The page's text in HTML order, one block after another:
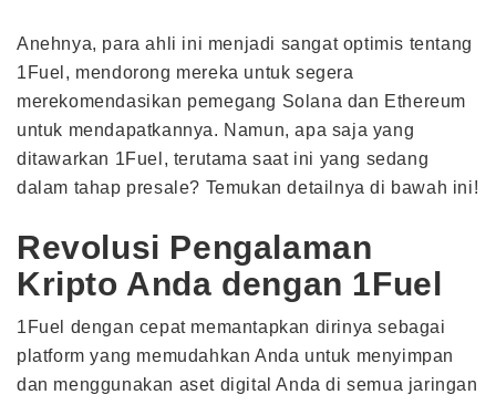
Anehnya, para ahli ini menjadi sangat optimis tentang
1Fuel, mendorong mereka untuk segera
merekomendasikan pemegang Solana dan Ethereum
untuk mendapatkannya. Namun, apa saja yang
ditawarkan 1Fuel, terutama saat ini yang sedang
dalam tahap presale? Temukan detailnya di bawah ini!
Revolusi Pengalaman
Kripto Anda dengan 1Fuel
1Fuel dengan cepat memantapkan dirinya sebagai
platform yang memudahkan Anda untuk menyimpan
dan menggunakan aset digital Anda di semua jaringan